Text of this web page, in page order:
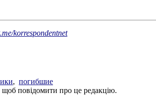
korrespondentnet
, погибшие
щоб повідомити про це редакцію.